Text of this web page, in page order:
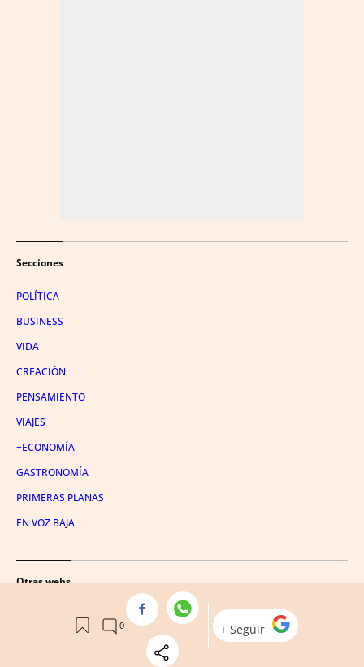
Secciones
POLÍTICA
BUSINESS
VIDA
CREACIÓN
PENSAMIENTO
VIAJES
+ECONOMÍA
GASTRONOMÍA
PRIMERAS PLANAS
EN VOZ BAJA
Otras webs
METRÓPOLI ABIERTA